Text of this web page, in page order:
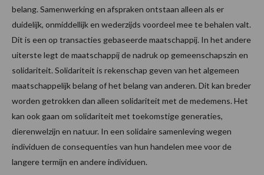
belang. Samenwerking en afspraken ontstaan alleen als er
duidelijk, onmiddellijk en wederzijds voordeel mee te behalen valt.
Dit is een op transacties gebaseerde maatschappij. In het andere
uiterste legt de maatschappij de nadruk op gemeenschapszin en
solidariteit. Solidariteit is rekenschap geven van het algemeen
maatschappelijk belang of het belang van anderen. Dit kan breder
worden getrokken dan alleen solidariteit met de medemens. Het
kan ook gaan om solidariteit met toekomstige generaties,
dierenwelzijn en natuur. In een solidaire samenleving wegen
individuen de consequenties van hun handelen mee voor de
langere termijn en andere individuen.